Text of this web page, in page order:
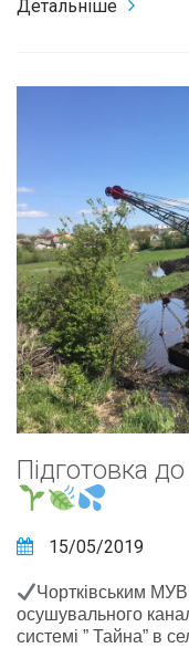
Детальніше
Підготовка
15/05/2019
Чортківським
осушувального
системі ” Тайна” в